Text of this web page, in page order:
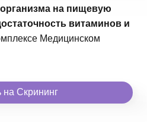
на пищевую
витаминов и
Медицинском
на Скрининг